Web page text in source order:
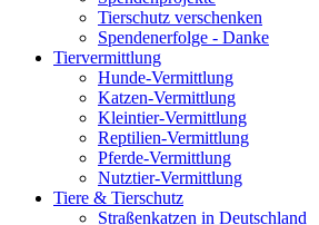
Tierschutz verschenken
Spendenerfolge - Danke
Tiervermittlung
Hunde-Vermittlung
Katzen-Vermittlung
Kleintier-Vermittlung
Reptilien-Vermittlung
Pferde-Vermittlung
Nutztier-Vermittlung
Tiere & Tierschutz
Straßenkatzen in Deutschland